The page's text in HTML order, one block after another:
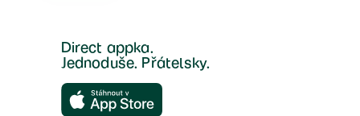
Direct appka.
Jednoduše. Přátelsky.